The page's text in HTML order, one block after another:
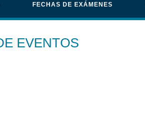
FECHAS DE EXÁMENES
EVENTOS